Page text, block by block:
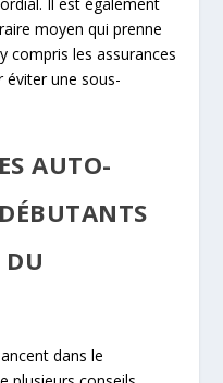
moyen qui prenne
compris les assurances
éviter une sous-
AUTO-
DU
dans le